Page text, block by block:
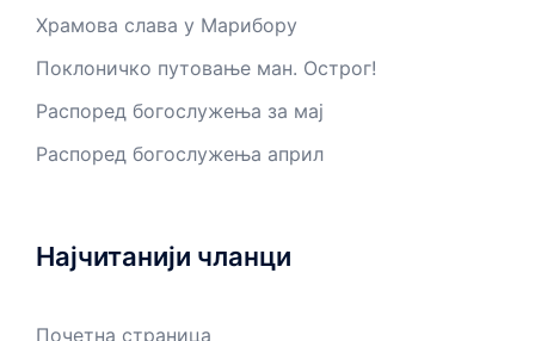
Храмова слава у Марибору
Поклоничко путовање ман. Острог!
Распоред богослужења за мај
Распоред богослужења април
Најчитанији чланци
Почетна страница